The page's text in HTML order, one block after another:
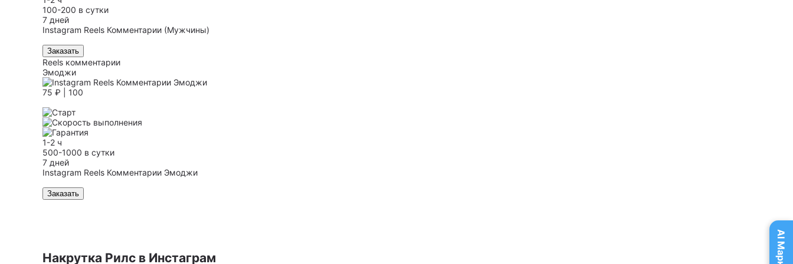
100-200 в сутки
7 дней
Instagram Reels Комментарии (Мужчины)
Заказать
Reels комментарии
Эмоджи
75 ₽ | 100
1-2 ч
500-1000 в сутки
7 дней
Instagram Reels Комментарии Эмоджи
Заказать
Накрутка Рилс в Инстаграм